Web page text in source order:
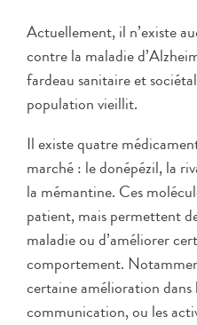
Actuellement, il n’existe
contre la maladie
fardeau sanitaire et
population vieillit.
Il existe quatre
marché : le donépézil, la
la mémantine. Ces
patient, mais permettent
maladie ou d’améliorer
comportement.
certaine amélioration
communication, ou les